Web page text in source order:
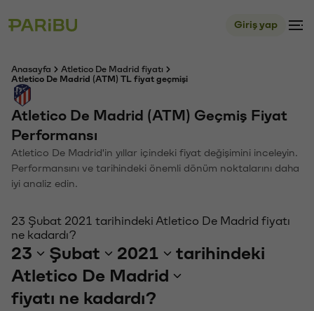
Giriş yap
Anasayfa
Atletico De Madrid fiyatı
Atletico De Madrid (ATM) TL fiyat geçmişi
Atletico De Madrid (ATM) Geçmiş Fiyat
Performansı
Atletico De Madrid'in yıllar içindeki fiyat değişimini inceleyin.
Performansını ve tarihindeki önemli dönüm noktalarını daha
iyi analiz edin.
23 Şubat 2021 tarihindeki Atletico De Madrid fiyatı
ne kadardı?
23 Şubat 2021
tarihindeki
Atletico De Madrid
fiyatı ne kadardı?